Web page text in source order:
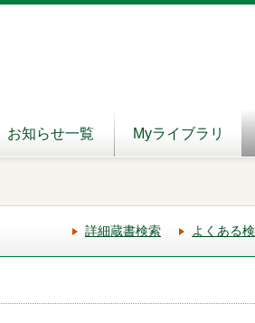
お知らせ一覧 Myライブラリ
詳細蔵書検索 よくある